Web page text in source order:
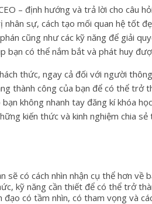
– định hướng và trả lời cho câu
nhân sự, cách tạo mối quan hệ tốt
cũng như các kỹ năng để giải
bạn có thể nắm bắt và phát huy
thức, ngay cả đối với người
thành công của bạn để có thể trở
không nhanh tay đăng kí khóa
kiến thức và kinh nghiệm chia sẻ
sẽ có cách nhìn nhận cụ thể hơn
kỹ năng cần thiết để có thể trở
đạo có tầm nhìn, có tham vọng và